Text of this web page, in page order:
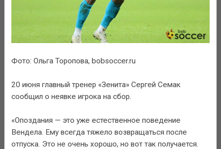
Фото: Ольга Торопова, bobsoccer.ru
20 июня главный тренер «Зенита» Сергей Семак
сообщил о неявке игрока на сбор.
«Опоздания — это уже естественное поведение
Вендела. Ему всегда тяжело возвращаться после
отпуска. Это не очень хорошо, но вот так получается.